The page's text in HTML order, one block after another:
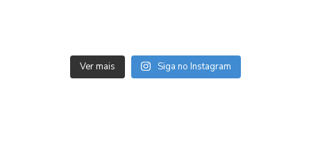
Ver mais Siga no Instagram